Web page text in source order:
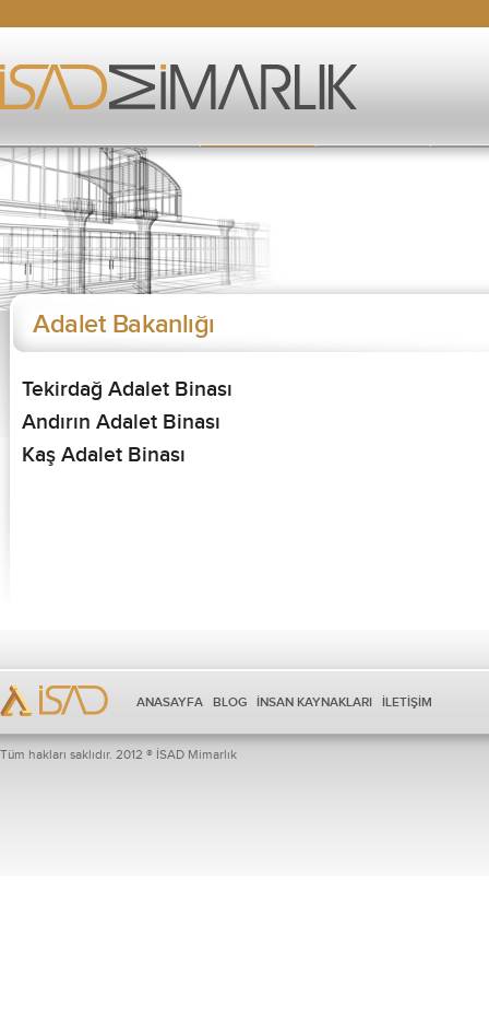
Adalet Bakanlığı
Tekirdağ Adalet Binası
Andırın Adalet Binası
Kaş Adalet Binası
ANASAYFA BLOG İNSAN KAYNAKLARI İLETİŞİM
Tüm hakları saklıdır. 2012 ® İSAD Mimarlık